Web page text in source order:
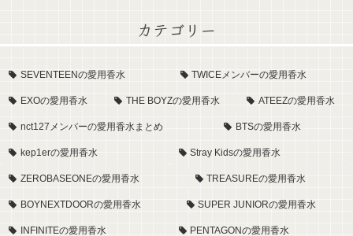
カテゴリー
SEVENTEENの愛用香水 TWICEメンバーの愛用香水
EXOの愛用香水 THE BOYZの愛用香水 ATEEZの愛用香水
nct127メンバーの愛用香水まとめ BTSの愛用香水
kep1erの愛用香水 Stray Kidsの愛用香水
ZEROBASEONEの愛用香水 TREASUREの愛用香水
BOYNEXTDOORの愛用香水 SUPER JUNIORの愛用香水
INFINITEの愛用香水 PENTAGONの愛用香水